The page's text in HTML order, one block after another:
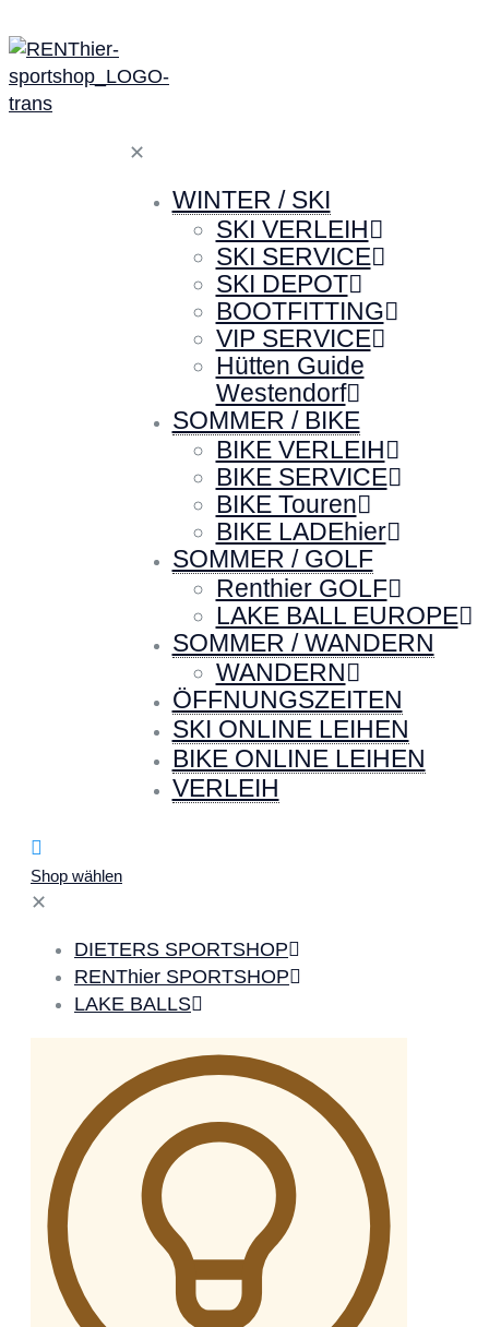
✕
WINTER / SKI
SKI VERLEIH
SKI SERVICE
SKI DEPOT
BOOTFITTING
VIP SERVICE
Hütten Guide
Westendorf
SOMMER / BIKE
BIKE VERLEIH
BIKE SERVICE
BIKE Touren
BIKE LADEhier
SOMMER / GOLF
Renthier GOLF
LAKE BALL EUROPE
SOMMER / WANDERN
WANDERN
ÖFFNUNGSZEITEN
SKI ONLINE LEIHEN
BIKE ONLINE LEIHEN
VERLEIH
Shop wählen
✕
DIETERS SPORTSHOP
RENThier SPORTSHOP
LAKE BALLS